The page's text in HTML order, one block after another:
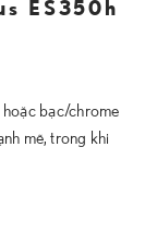
ES350h
hoặc bạc/chrome
mẽ, trong khi